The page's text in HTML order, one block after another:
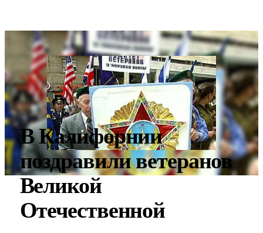
В Калифорнии
поздравили ветеранов
Великой
Отечественной